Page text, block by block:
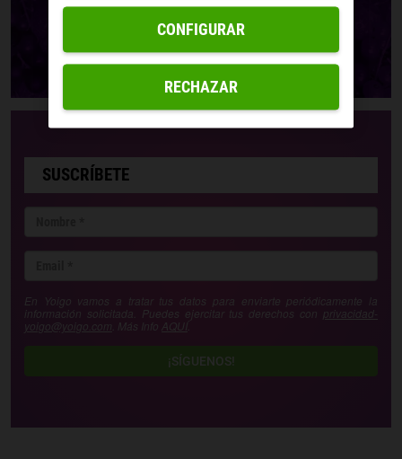
SUSCRÍBETE
En Yoigo vamos a tratar tus datos para enviarte periódicamente la
información solicitada. Puedes ejercitar tus derechos con privacidad-
yoigo@yoigo.com . Más Info AQUÍ
¡SÍGUENOS!
RECHAZAR
CONFIGURAR